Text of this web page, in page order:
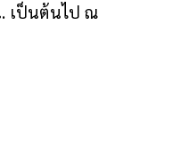
. เป็นต้นไป ณ